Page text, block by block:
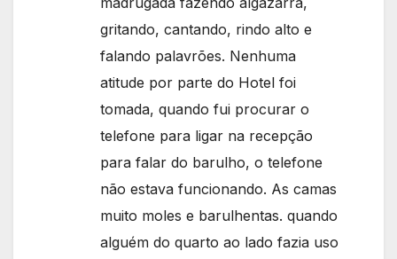
gritando, cantando, rindo alto e
falando palavrões. Nenhuma
atitude por parte do Hotel foi
tomada, quando fui procurar o
telefone para ligar na recepção
para falar do barulho, o telefone
não estava funcionando. As camas
muito moles e barulhentas. quando
alguém do quarto ao lado fazia uso